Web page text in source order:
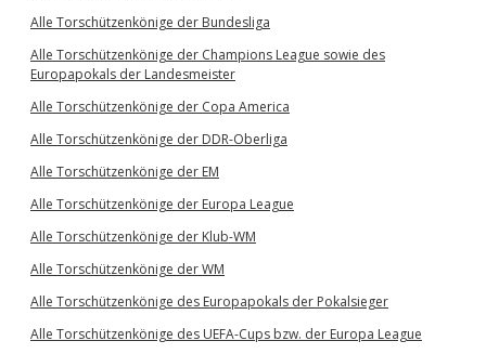
Alle Torschützenkönige der Bundesliga
Alle Torschützenkönige der Champions League sowie des
Europapokals der Landesmeister
Alle Torschützenkönige der Copa America
Alle Torschützenkönige der DDR-Oberliga
Alle Torschützenkönige der EM
Alle Torschützenkönige der Europa League
Alle Torschützenkönige der Klub-WM
Alle Torschützenkönige der WM
Alle Torschützenkönige des Europapokals der Pokalsieger
Alle Torschützenkönige des UEFA-Cups bzw. der Europa League